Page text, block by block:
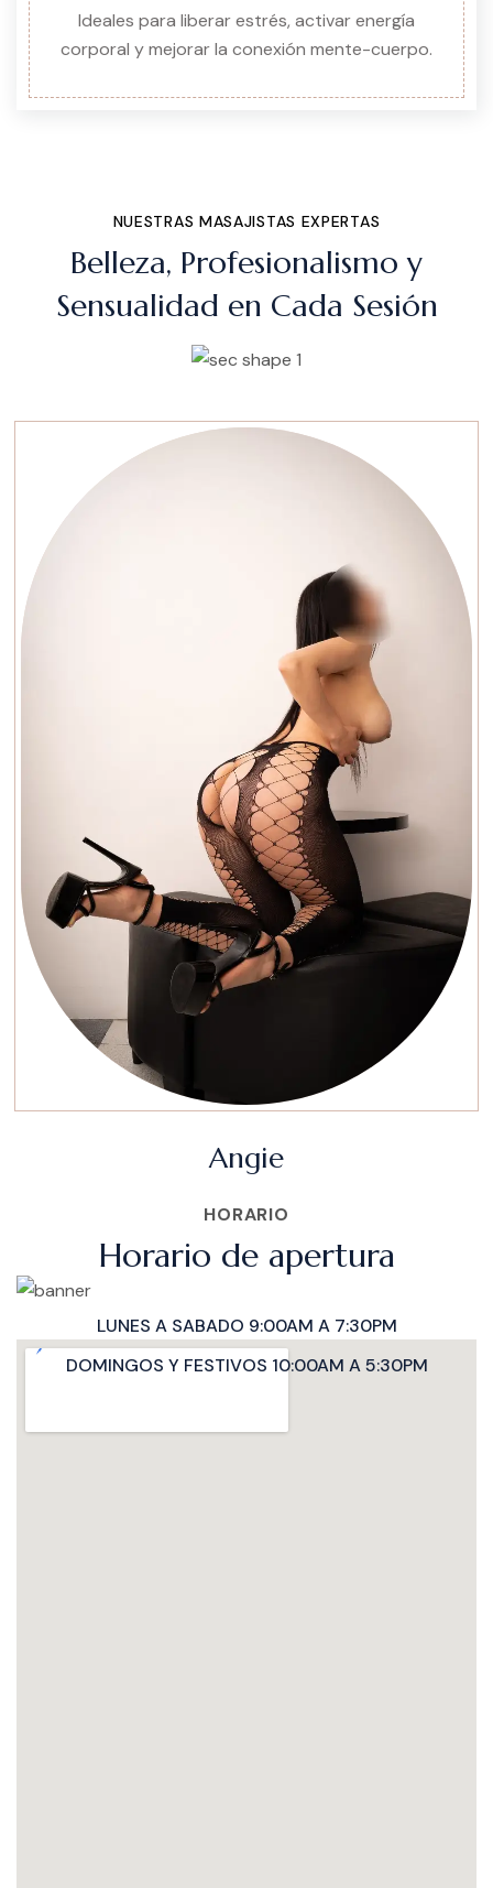
Ideales para liberar estrés, activar energía
corporal y mejorar la conexión mente-cuerpo.
NUESTRAS MASAJISTAS EXPERTAS
Belleza, Profesionalismo y
Sensualidad en Cada Sesión
Angie
HORARIO
Horario de apertura
LUNES A SABADO 9:00AM A 7:30PM
DOMINGOS Y FESTIVOS 10:00AM A 5:30PM